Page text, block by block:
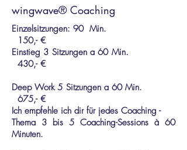
wingwave® Coaching
Einzelsitzungen: 90 Min.
150,- €
​Einstieg 3 Sitzungen a 60 Min.
430,- €
Deep Work 5 Sitzungen a 60 Min.
675,- €
Ich empfehle ich dir für jedes Coaching -
Thema 3 bis 5 Coaching-Sessions à 60
Minuten.